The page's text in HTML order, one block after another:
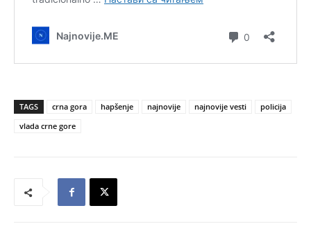
TAGS crna gora hapšenje najnovije najnovije vesti
policija
vlada crne gore